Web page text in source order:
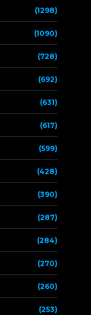
(1298)
(1090)
(728)
(692)
(631)
(617)
(599)
(428)
(390)
(287)
(284)
(270)
(260)
(253)